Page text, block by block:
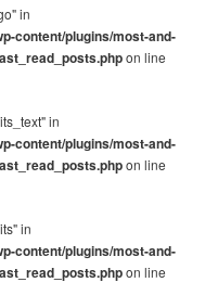
in
content/plugins/most-and-
on line
in
content/plugins/most-and-
on line
in
content/plugins/most-and-
on line